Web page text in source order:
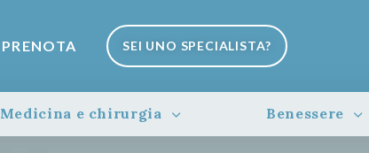
PRENOTA SEI UNO SPECIALISTA?
Medicina e chirurgia Benessere